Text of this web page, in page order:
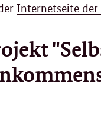
Internetseite der